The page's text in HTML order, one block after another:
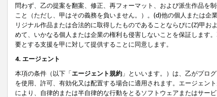
問わず、乙の提案を翻案、修正、再フォーマット、および派生作品を
こと（ただし、甲はその義務を負いません。）。(d)他の個人または
リジナル作品または合法的に取得したものであることならびに(Z)甲
めて、いかなる個人または企業の権利も侵害しないことを保証します
要とする支援を甲に対して提供することに同意します。
4. エージェント
本項の条件（以下「エージェント規約 」といいます。）は、乙がプロ
を使用、許可、有効化又は配置する場合に適用されます。エージェン
により、自律的または半自律的な行動をとるソフトウェアまたはサー